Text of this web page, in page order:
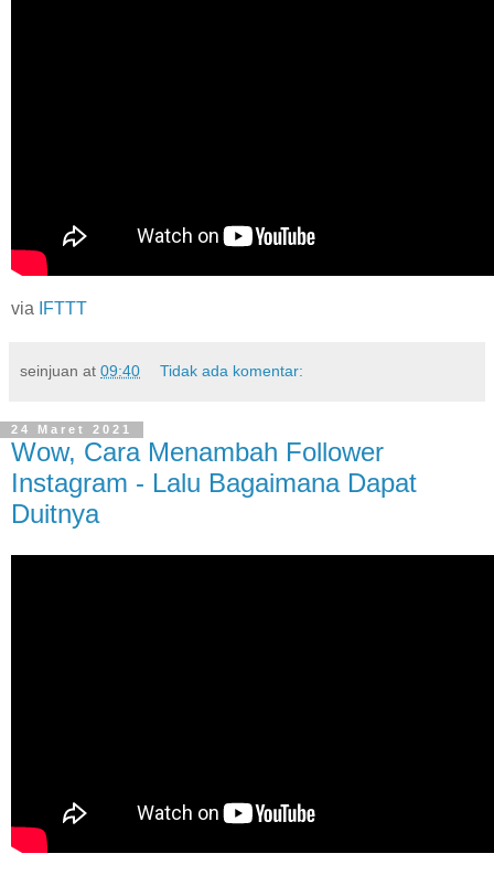
via IFTTT
seinjuan at 09:40 Tidak ada komentar:
24 Maret 2021
Wow, Cara Menambah Follower
Instagram - Lalu Bagaimana Dapat
Duitnya